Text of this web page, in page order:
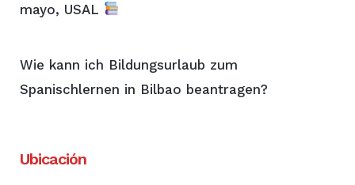
mayo, USAL
Wie kann ich Bildungsurlaub zum
Spanischlernen in Bilbao beantragen?
Ubicación